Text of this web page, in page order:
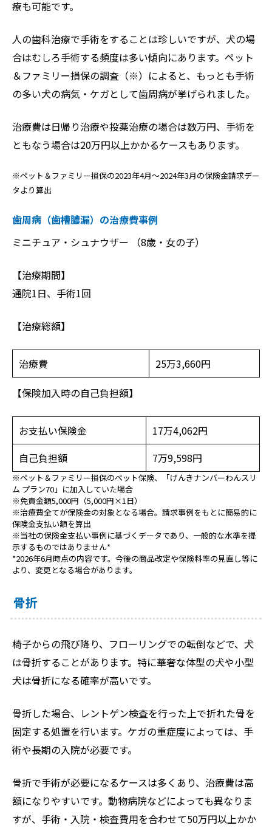
療も可能です。
人の歯科治療で手術をすることは珍しいですが、犬の場
合はむしろ手術する頻度は多い傾向にあります。ペット
＆ファミリー損保の調査（※）によると、もっとも手術
の多い犬の病気・ケガとして歯周病が挙げられました。
治療費は日帰り治療や投薬治療の場合は数万円、手術を
ともなう場合は20万円以上かかるケースもあります。
※ペット＆ファミリー損保の2023年4月～2024年3月の保険金請求デー
タより算出
歯周病（歯槽膿漏）の治療費事例
ミニチュア・シュナウザー （8歳・女の子）
【治療期間】
通院1日、手術1回
【治療総額】
治療費
25万3,660円
【保険加入時の自己負担額】
お支払い保険金
17万4,062円
自己負担額
7万9,598円
※ペット＆ファミリー損保のペット保険、「げんきナンバーわんスリ
ム プラン70」に加入していた場合
※免責金額5,000円（5,000円×1日）
※治療費全てが保険金の対象となる場合。請求事例をもとに簡易的に
保険金支払い額を算出
※当社の保険金支払い事例に基づくデータであり、一般的な水準を提
示するものではありません*
*2026年6月時点の内容です。今後の商品改定や保険料率の見直し等に
より、変更となる場合があります。
骨折
椅子からの飛び降り、フローリングでの転倒などで、犬
は骨折することがあります。特に華奢な体型の犬や小型
犬は骨折になる確率が高いです。
骨折した場合、レントゲン検査を行った上で折れた骨を
固定する処置を行います。ケガの重症度によっては、手
術や長期の入院が必要です。
骨折で手術が必要になるケースは多くあり、治療費は高
額になりやすいです。動物病院などによっても異なりま
すが、手術・入院・検査費用を合わせて50万円以上かか